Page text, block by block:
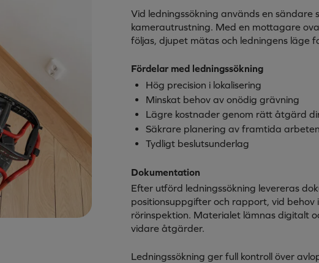
Vid ledningssökning används en sändare
kamerautrustning. Med en mottagare
följas, djupet mätas och ledningens läge
Fördelar med ledningssökning
Hög precision i lokalisering
Minskat behov av onödig grävning
Lägre kostnader genom rätt åtgärd
Säkrare planering av framtida arbeten
Tydligt beslutsunderlag
Dokumentation
Efter utförd ledningssökning levereras
positionsuppgifter och rapport, vid behov
rörinspektion. Materialet lämnas digitalt
vidare åtgärder.
Ledningssökning ger full kontroll över